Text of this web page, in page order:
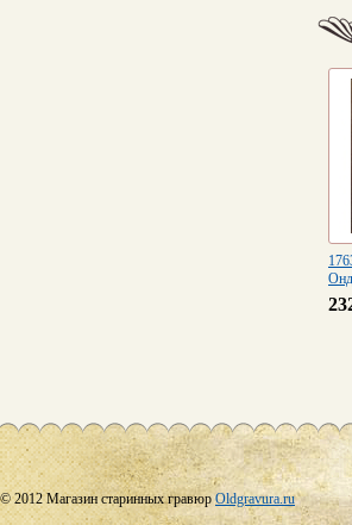
© 2012 Магазин старинных гравюрOldgravura.ru